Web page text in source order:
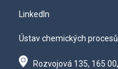
LinkedIn
Ústav chemických procesů
Rozvojová 135, 165